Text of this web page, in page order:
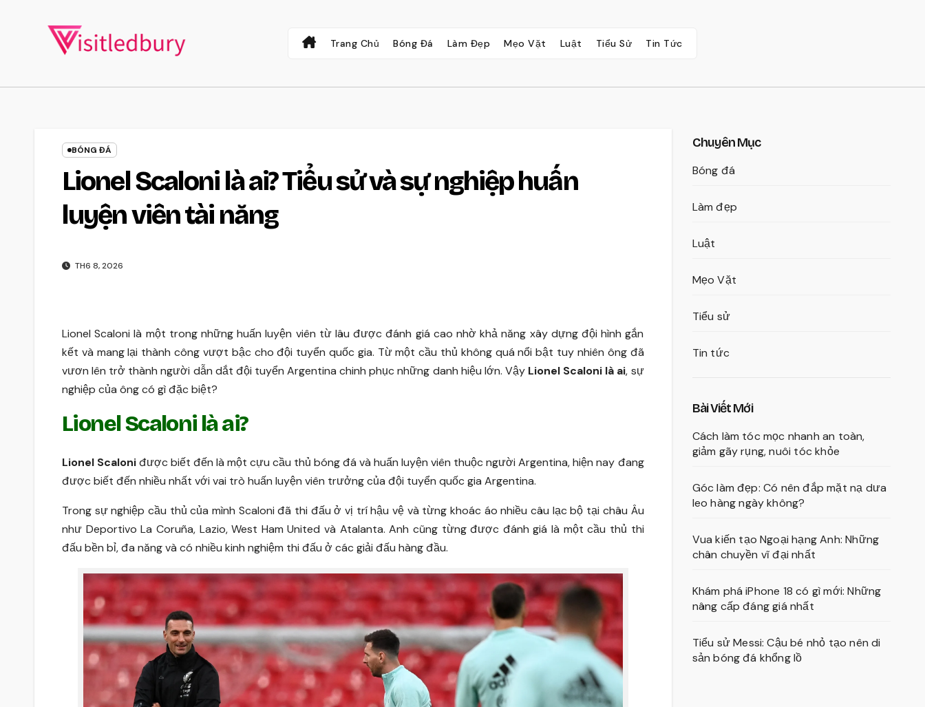
Trang Chủ Bóng Đá Làm Đẹp Mẹo Vặt Luật Tiểu Sử Tin Tức
BÓNG ĐÁ
Lionel Scaloni là ai? Tiểu sử và sự nghiệp huấn
luyện viên tài năng
TH6 8, 2026
Lionel Scaloni là một trong những huấn luyện viên từ lâu được đánh giá cao nhờ khả năng xây dựng đội hình gắn
kết và mang lại thành công vượt bậc cho đội tuyển quốc gia. Từ một cầu thủ không quá nổi bật tuy nhiên ông đã
vươn lên trở thành người dẫn dắt đội tuyển Argentina chinh phục những danh hiệu lớn. Vậy Lionel Scaloni là ai, sự
nghiệp của ông có gì đặc biệt?
Lionel Scaloni là ai?
Lionel Scaloniđược biết đến là một cựu cầu thủ bóng đá và huấn luyện viên thuộc người Argentina, hiện nay đang
được biết đến nhiều nhất với vai trò huấn luyện viên trưởng của đội tuyển quốc gia Argentina.
Trong sự nghiệp cầu thủ của mình Scaloni đã thi đấu ở vị trí hậu vệ và từng khoác áo nhiều câu lạc bộ tại châu Âu
như Deportivo La Coruña, Lazio, West Ham United và Atalanta. Anh cũng từng được đánh giá là một cầu thủ thi
đấu bền bỉ, đa năng và có nhiều kinh nghiệm thi đấu ở các giải đấu hàng đầu.
Chuyên Mục
Bóng đá
Làm đẹp
Luật
Mẹo Vặt
Tiểu sử
Tin tức
Bài Viết Mới
Cách làm tóc mọc nhanh an toàn,
giảm gãy rụng, nuôi tóc khỏe
Góc làm đẹp: Có nên đắp mặt nạ dưa
leo hàng ngày không?
Vua kiến tạo Ngoại hạng Anh: Những
chân chuyền vĩ đại nhất
Khám phá iPhone 18 có gì mới: Những
nâng cấp đáng giá nhất
Tiểu sử Messi: Cậu bé nhỏ tạo nên di
sản bóng đá khổng lồ